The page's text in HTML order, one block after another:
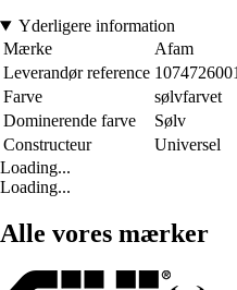
Yderligere information
Mærke
Afam
Leverandør reference 1074726001
Farve
sølvfarvet
Dominerende farve
Sølv
Constructeur
Universel
Loading...
Loading...
Alle vores mærker